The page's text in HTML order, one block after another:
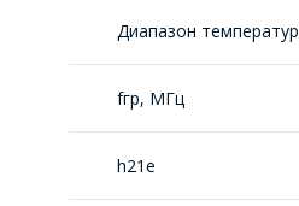
Диапазон температур
fгр, МГц
h21е